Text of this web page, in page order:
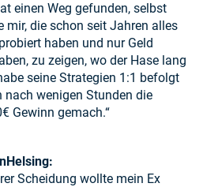
einen Weg gefunden, selbst
mir, die schon seit Jahren alles
haben und nur Geld
zu zeigen, wo der Hase lang
seine Strategien 1:1 befolgt
nach wenigen Stunden die
Gewinn gemach.“
Scheidung wollte mein Ex